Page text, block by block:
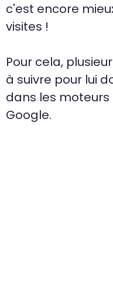
c'est encore
visites !
Pour cela,
à suivre pour lui
dans les
Google.